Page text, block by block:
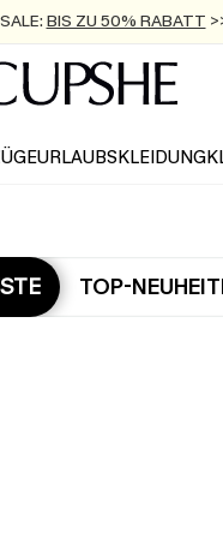
BIS ZU 50% RABATT
BIS ZU -20% EXTRA
VERSAND AB 89 €
URLAUBSKLEIDUNG
TOP-